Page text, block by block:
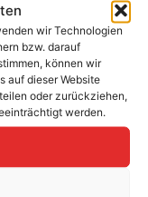
wir Technologien
bzw. darauf
können wir
auf dieser Website
oder zurückziehen,
werden.
sowie das
61984:2008
in
PV-Kabeln
in Kombination